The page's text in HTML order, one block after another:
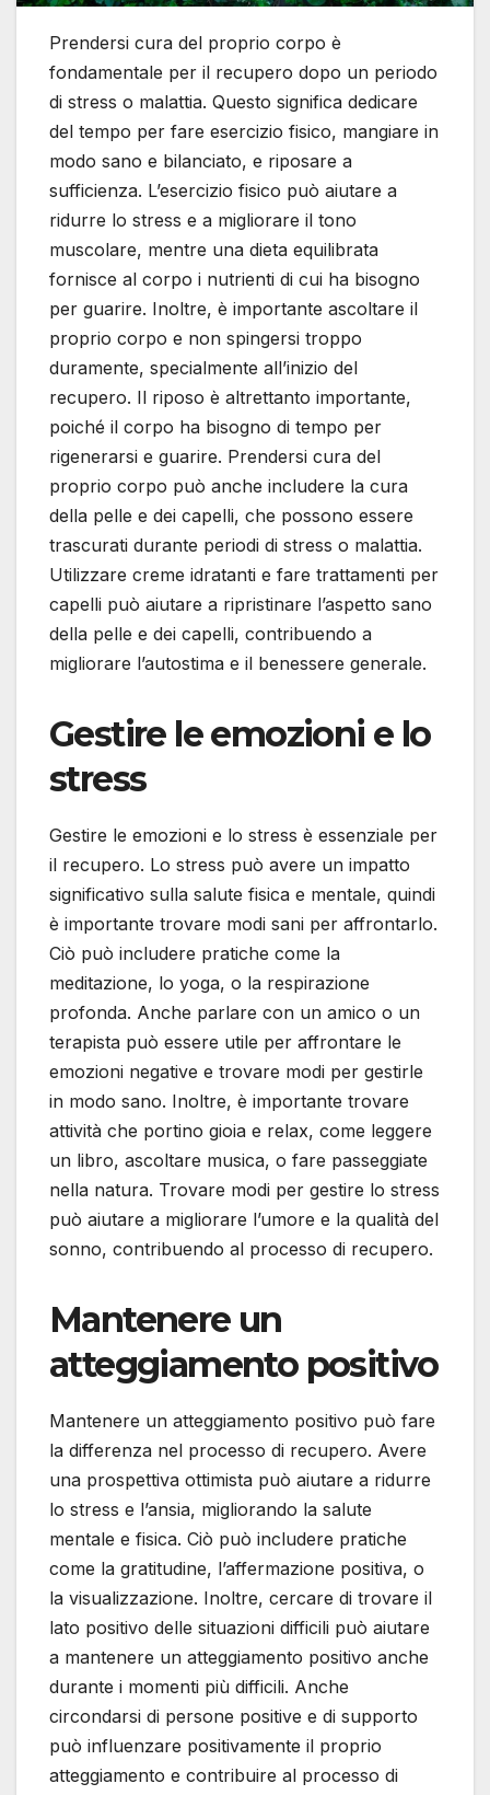
Prendersi cura del proprio corpo è
fondamentale per il recupero dopo un periodo
di stress o malattia. Questo significa dedicare
del tempo per fare esercizio fisico, mangiare in
modo sano e bilanciato, e riposare a
sufficienza. L’esercizio fisico può aiutare a
ridurre lo stress e a migliorare il tono
muscolare, mentre una dieta equilibrata
fornisce al corpo i nutrienti di cui ha bisogno
per guarire. Inoltre, è importante ascoltare il
proprio corpo e non spingersi troppo
duramente, specialmente all’inizio del
recupero. Il riposo è altrettanto importante,
poiché il corpo ha bisogno di tempo per
rigenerarsi e guarire. Prendersi cura del
proprio corpo può anche includere la cura
della pelle e dei capelli, che possono essere
trascurati durante periodi di stress o malattia.
Utilizzare creme idratanti e fare trattamenti per
capelli può aiutare a ripristinare l’aspetto sano
della pelle e dei capelli, contribuendo a
migliorare l’autostima e il benessere generale.
Gestire le emozioni e lo
stress
Gestire le emozioni e lo stress è essenziale per
il recupero. Lo stress può avere un impatto
significativo sulla salute fisica e mentale, quindi
è importante trovare modi sani per affrontarlo.
Ciò può includere pratiche come la
meditazione, lo yoga, o la respirazione
profonda. Anche parlare con un amico o un
terapista può essere utile per affrontare le
emozioni negative e trovare modi per gestirle
in modo sano. Inoltre, è importante trovare
attività che portino gioia e relax, come leggere
un libro, ascoltare musica, o fare passeggiate
nella natura. Trovare modi per gestire lo stress
può aiutare a migliorare l’umore e la qualità del
sonno, contribuendo al processo di recupero.
Mantenere un
atteggiamento positivo
Mantenere un atteggiamento positivo può fare
la differenza nel processo di recupero. Avere
una prospettiva ottimista può aiutare a ridurre
lo stress e l’ansia, migliorando la salute
mentale e fisica. Ciò può includere pratiche
come la gratitudine, l’affermazione positiva, o
la visualizzazione. Inoltre, cercare di trovare il
lato positivo delle situazioni difficili può aiutare
a mantenere un atteggiamento positivo anche
durante i momenti più difficili. Anche
circondarsi di persone positive e di supporto
può influenzare positivamente il proprio
atteggiamento e contribuire al processo di